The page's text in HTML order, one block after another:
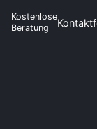
Kostenlose
Beratung